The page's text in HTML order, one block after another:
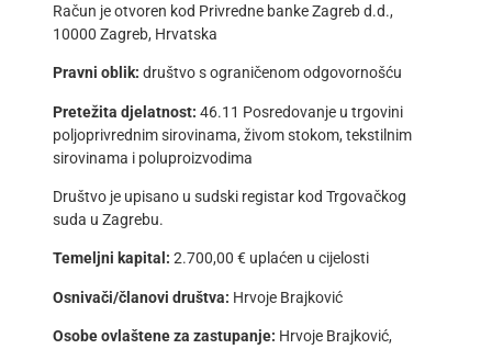
Račun je otvoren kod Privredne banke Zagreb d.d.,
10000 Zagreb, Hrvatska
Pravni oblik: društvo s ograničenom odgovornošću
Pretežita djelatnost: 46.11 Posredovanje u trgovini
poljoprivrednim sirovinama, živom stokom, tekstilnim
sirovinama i poluproizvodima
Društvo je upisano u sudski registar kod Trgovačkog
suda u Zagrebu.
Temeljni kapital: 2.700,00 € uplaćen u cijelosti
Osnivači/članovi društva: Hrvoje Brajković
Osobe ovlaštene za zastupanje: Hrvoje Brajković,